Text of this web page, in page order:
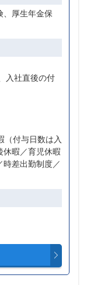
、厚生年金保
入社直後の付
（付与日数は入
休暇／育児休暇
時差出勤制度／